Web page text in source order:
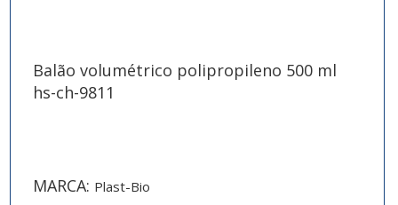
Balão volumétrico polipropileno 500 ml
hs-ch-9811
MARCA: Plast-Bio